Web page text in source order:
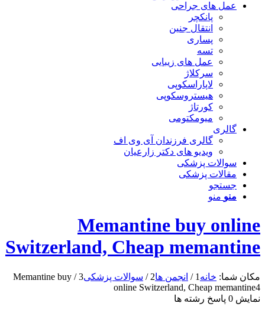
عمل های جراحی
پانکچر
انتقال جنین
پساری
تسه
عمل های زیبایی
سرکلاژ
لاپاراسکوپی
هیستروسکوپی
کورتاژ
میومکتومی
گالری
گالری فرزندان آی وی اف
ویدیو های دکتر زارعیان
سوالات پزشکی
مقالات پزشکی
جستجو
منو منو
Memantine buy online
Switzerland, Cheap memantine
مکان شما: خانه 1
/ انجمن ها2
/ سوالات پزشکی3
/
Memantine buy
online Switzerland, Cheap memantine4
نمایش 0 پاسخ رشته ها